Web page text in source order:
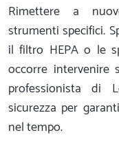
Rimettere a
strumenti specifici.
il filtro HEPA o le
occorre
professionista di
sicurezza per
nel tempo.